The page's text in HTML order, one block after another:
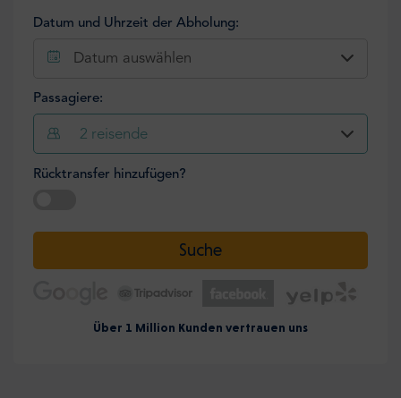
Datum und Uhrzeit der Abholung:
Datum auswählen
Passagiere:
2 reisende
Rücktransfer hinzufügen?
Suche
Über 1 Million Kunden vertrauen uns